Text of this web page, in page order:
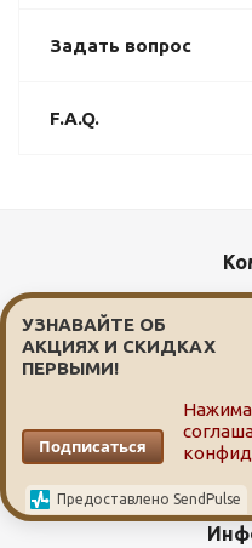
Задать вопрос
F.A.Q.
О
УЗНАВАЙТЕ ОБ
АКЦИЯХ И СКИДКАХ
ПЕРВЫМИ!
Подписаться
Предоставлено SendPulse